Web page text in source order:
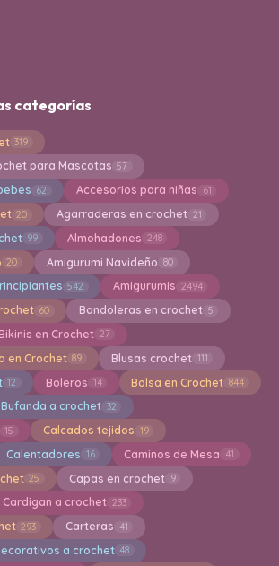
categorías
319
para Mascotas 57
62 Accesorios para niñas 61
20 Agarraderas en crochet 21
99 Almohadones 248
20 Amigurumi Navideño 80
542 Amigurumis 2494
60 Bandoleras en crochet 5
Bikinis en Crochet 27
en Crochet 89 Blusas crochet 111
12 Boleros 14 Bolsa en Crochet 844
Bufanda a crochet 32
15 Calcados tejidos 19
Calentadores 16 Caminos de Mesa 41
25 Capas en crochet 9
Cardigan a crochet 233
293 Carteras 41
a crochet 48